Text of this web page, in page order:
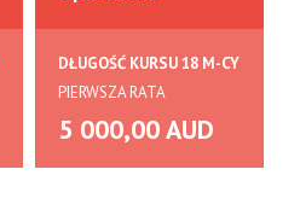
DŁUGOŚĆ KURSU 18 M-CY
PIERWSZA RATA
5 000,00 AUD